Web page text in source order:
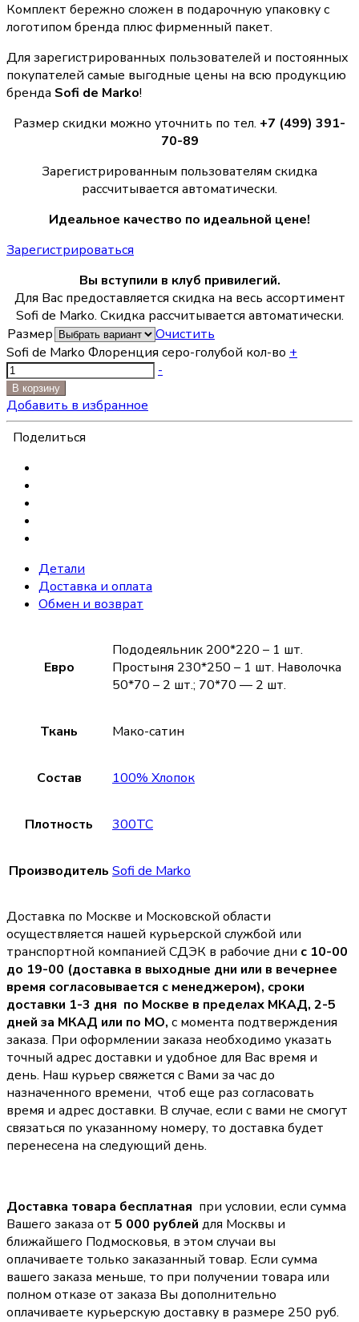
Комплект бережно сложен в подарочную упаковку с
логотипом бренда плюс фирменный пакет.
Для зарегистрированных пользователей и постоянных
покупателей самые выгодные цены на всю продукцию
бренда Sofi de Marko!
Размер скидки можно уточнить по тел. +7 (499) 391-
70-89
Зарегистрированным пользователям скидка
рассчитывается автоматически.
Идеальное качество по идеальной цене!
Зарегистрироваться
Вы вступили в клуб привилегий.
Для Вас предоставляется скидка на весь ассортимент
Sofi de Marko. Скидка рассчитывается автоматически.
Размер
Очистить
Sofi de Marko Флоренция серо-голубой кол-во +
-
В корзину
Добавить в избранное
Поделиться
Детали
Доставка и оплата
Обмен и возврат
Евро
Пододеяльник 200*220 – 1 шт.
Простыня 230*250 – 1 шт. Наволочка
50*70 – 2 шт.; 70*70 — 2 шт.
Ткань Мако-сатин
Состав 100% Хлопок
Плотность 300TC
Производитель Sofi de Marko
Доставка по Москве и Московской области
осуществляется нашей курьерской службой или
транспортной компанией СДЭК в рабочие дни с 10-00
до 19-00 (доставка в выходные дни или в вечернее
время согласовывается с менеджером), сроки
доставки 1-3 дня по Москве в пределах МКАД, 2-5
дней за МКАД или по МО, с момента подтверждения
заказа. При оформлении заказа необходимо указать
точный адрес доставки и удобное для Вас время и
день. Наш курьер свяжется с Вами за час до
назначенного времени, чтоб еще раз согласовать
время и адрес доставки. В случае, если с вами не смогут
связаться по указанному номеру, то доставка будет
перенесена на следующий день.
Доставка товара бесплатная при условии, если сумма
Вашего заказа от 5 000 рублей для Москвы и
ближайшего Подмосковья, в этом случаи вы
оплачиваете только заказанный товар. Если сумма
вашего заказа меньше, то при получении товара или
полном отказе от заказа Вы дополнительно
оплачиваете курьерскую доставку в размере 250 руб.